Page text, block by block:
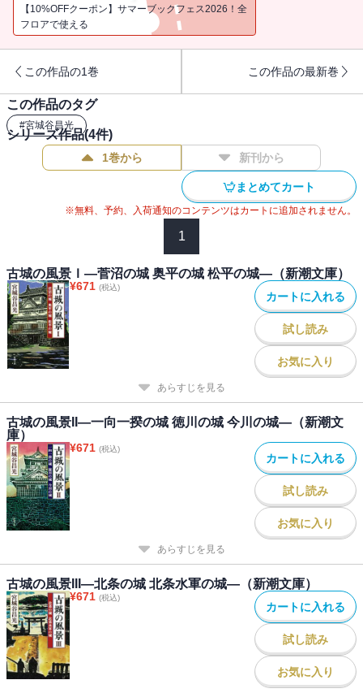
【10%OFFクーポン】サマーブックフェス2026！全
フロアで使える
この作品の1巻 この作品の最新巻
この作品のタグ
#宮城谷昌光
シリーズ作品(4件)
1巻から 新刊から
まとめてカート
※無料、予約、入荷通知のコンテンツはカートに追加されません。
1
古城の風景Ｉ―菅沼の城 奥平の城 松平の城―（新潮文庫）
¥671 (税込)
カートに入れる
試し読み
お気に入り
あらすじを見る
古城の風景II―一向一揆の城 徳川の城 今川の城―（新潮文
庫）
¥671 (税込)
カートに入れる
試し読み
お気に入り
あらすじを見る
古城の風景III―北条の城 北条水軍の城―（新潮文庫）
¥671 (税込)
カートに入れる
試し読み
お気に入り